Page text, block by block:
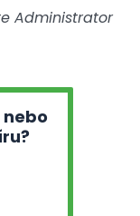
Administrator